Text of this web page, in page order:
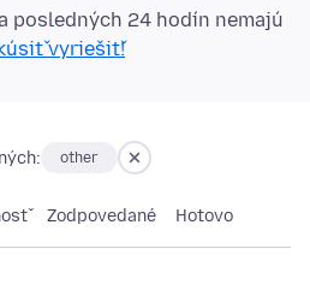
posledných 24 hodín nemajú
vyriešiť!
other
Zodpovedané Hotovo